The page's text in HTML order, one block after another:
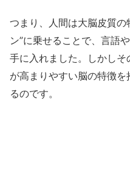
つまり、人間は大脳皮質の
ン”に乗せることで、言語
手に入れました。しかし
が高まりやすい脳の特徴
るのです。